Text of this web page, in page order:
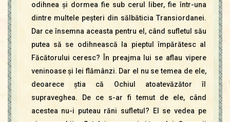
odihnea şi dormea fie sub cerul liber, fie într-una
dintre multele peşteri din sălbăticia Transiordanei.
Dar ce însemna aceasta pentru el, când sufletul său
putea să se odihnească la pieptul împărătesc al
Făcătorului ceresc? În preajma lui se aflau vipere
veninoase şi lei flămânzi. Dar el nu se temea de ele,
deoarece ştia că Ochiul atoatevăzător îl
supraveghea. De ce s-ar fi temut de ele, când
acestea nu-i puteau răni sufletul? El se vedea pe